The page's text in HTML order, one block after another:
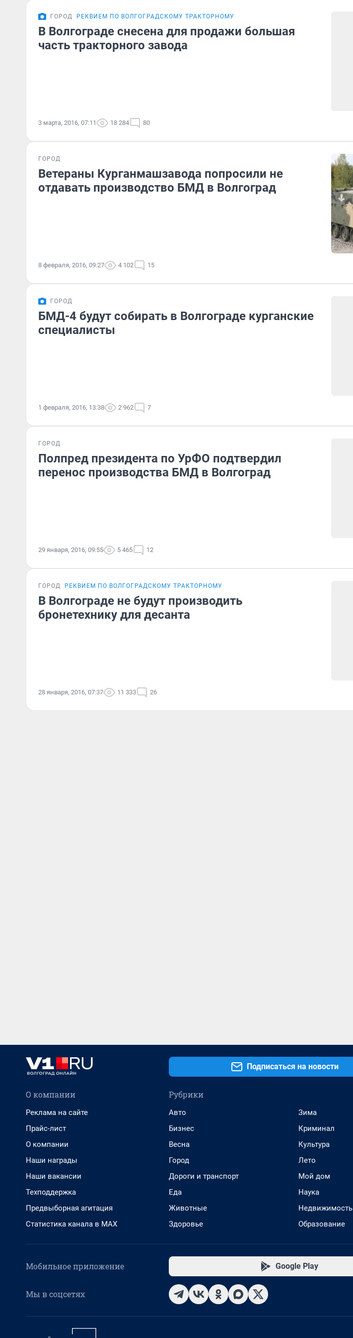
ГОРОД РЕКВИЕМ ПО ВОЛГОГРАДСКОМУ ТРАКТОРНОМУ
В Волгограде снесена для продажи большая
часть тракторного завода
3 марта, 2016, 07:11 18 284 80
ГОРОД
Ветераны Курганмашзавода попросили не
отдавать производство БМД в Волгоград
8 февраля, 2016, 09:27 4 102 15
ГОРОД
БМД-4 будут собирать в Волгограде курганские
специалисты
1 февраля, 2016, 13:38 2 962 7
ГОРОД
Полпред президента по УрФО подтвердил
перенос производства БМД в Волгоград
29 января, 2016, 09:55 5 465 12
ГОРОД РЕКВИЕМ ПО ВОЛГОГРАДСКОМУ ТРАКТОРНОМУ
В Волгограде не будут производить
бронетехнику для десанта
28 января, 2016, 07:37 11 333 26
Подписаться на новости
О компании
Реклама на сайте
Прайс-лист
О компании
Наши награды
Наши вакансии
Техподдержка
Предвыборная агитация
Статистика канала в MAX
Рубрики
Авто
Бизнес
Весна
Город
Дороги и транспорт
Еда
Животные
Здоровье
Зима
Криминал
Культура
Лето
Мой дом
Наука
Недвижимость
Образование
Мобильное приложение Google Play
Мы в соцсетях